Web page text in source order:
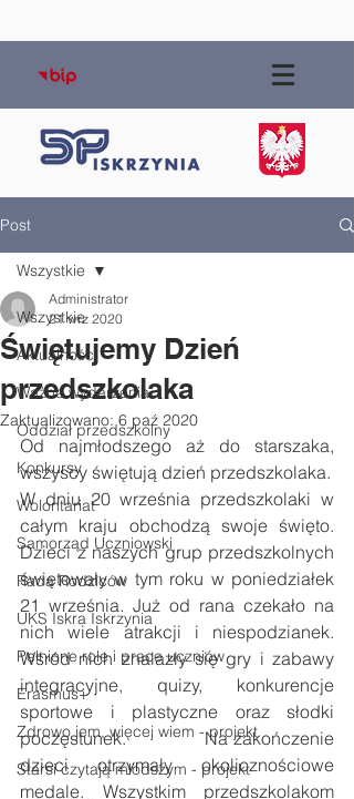
Post
Wszystkie
Aktualności
Ważne wydarzenia
Oddział przedszkolny
Konkursy
Wolontariat
Samorząd Uczniowski
Rada Rodziców
UKS Iskra Iskrzynia
Pełnione role i prace uczniów
Erasmus+
Zdrowo jem, więcej wiem - projekt
Starsi czytają młodszym - projekt
Wszystkie
Świętujemy Dzień
przedszkolaka
Administrator
21 wrz 2020
Zaktualizowano:6 paź 2020
Od najmłodszego aż do starszaka,
wszyscy świętują dzień przedszkolaka.
W dniu 20 września przedszkolaki w
całym kraju obchodzą swoje święto.
Dzieci z naszych grup przedszkolnych
świętowały w tym roku w poniedziałek
21 września. Już od rana czekało na
nich wiele atrakcji i niespodzianek.
Wśród nich znalazły się gry i zabawy
integracyjne, quizy, konkurencje
sportowe i plastyczne oraz słodki
poczęstunek.               Na zakończenie
dzieci otrzymały okolicznościowe
medale. Wszystkim przedszkolakom